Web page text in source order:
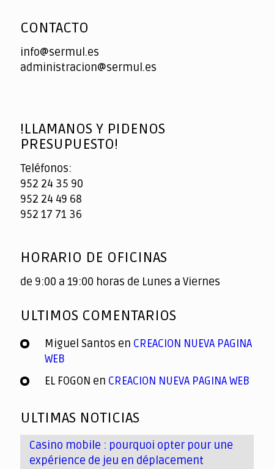
CONTACTO
info@sermul.es
administracion@sermul.es
!LLAMANOS Y PIDENOS
PRESUPUESTO!
Teléfonos:
952 24 35 90
952 24 49 68
952 17 71 36
HORARIO DE OFICINAS
de 9:00 a 19:00 horas de Lunes a Viernes
ULTIMOS COMENTARIOS
Miguel Santos en CREACION NUEVA PAGINA
WEB
EL FOGON en CREACION NUEVA PAGINA WEB
ULTIMAS NOTICIAS
Casino mobile : pourquoi opter pour une
expérience de jeu en déplacement